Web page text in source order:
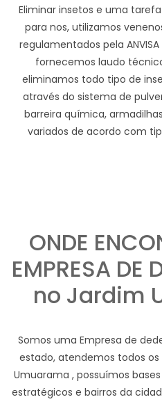
Eliminar insetos e uma
para nos, utilizamos
regulamentados pela
fornecemos laudo
eliminamos todo tipo de
através do sistema de
barreira química,
variados de acordo com
ONDE
EMPRESA DE
no Jardim
Somos uma Empresa de
estado, atendemos todos
Umuarama , possuímos
estratégicos e bairros da